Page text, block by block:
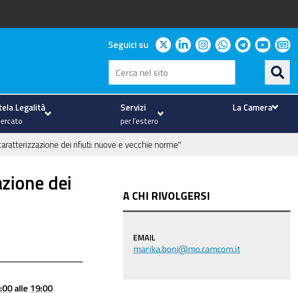
Seguici su twitterlinkedininstagram
whatsapp
telegram
Cerca
nel
sito
Legalità Servizi
per l'estero
La Camera
dei rifiuti: nuove e vecchie norme"
dei
alle 19:00
A CHI RIVOLGERSI
EMAIL
marika.boni@mo.camcom.it